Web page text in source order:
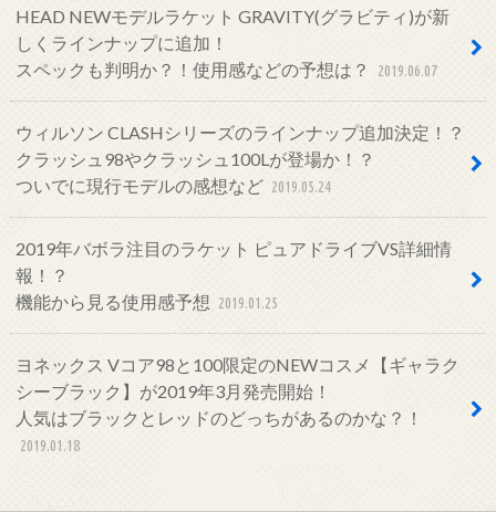
HEAD NEWモデルラケット GRAVITY(グラビティ)が新
しくラインナップに追加！
スペックも判明か？！使用感などの予想は？
2019.06.07
ウィルソン CLASHシリーズのラインナップ追加決定！？
クラッシュ98やクラッシュ100Lが登場か！？
ついでに現行モデルの感想など 2019.05.24
2019年バボラ注目のラケット ピュアドライブVS詳細情
報！？
機能から見る使用感予想 2019.01.25
ヨネックス Vコア98と100限定のNEWコスメ【ギャラク
シーブラック】が2019年3月発売開始！
人気はブラックとレッドのどっちがあるのかな？！
2019.01.18